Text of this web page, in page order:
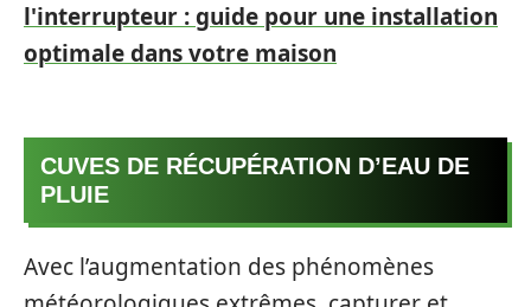
l'interrupteur : guide pour une installation
optimale dans votre maison
CUVES DE RÉCUPÉRATION D’EAU DE
PLUIE
Avec l’augmentation des phénomènes